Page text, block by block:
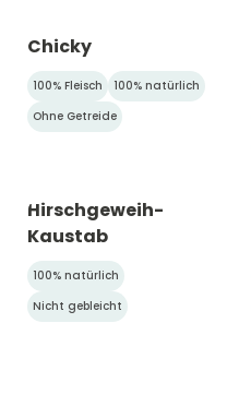
Chicky
100% Fleisch
100% natürlich
Ohne Getreide
Hirschgeweih-
Kaustab
100% natürlich
Nicht gebleicht